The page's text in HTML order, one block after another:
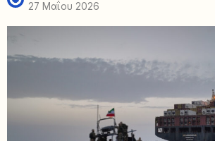
27 Μαΐου 2026